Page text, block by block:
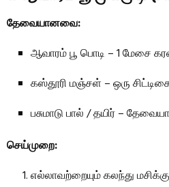
தேவையானவை:
ஆவாரம் பூ பொடி – 1 மேசை
கஸ்தூரி மஞ்சள் – ஒரு
பசுமாடு பால் / தயிர் –
செய்முறை:
எல்லாவற்றையும் கலந்து